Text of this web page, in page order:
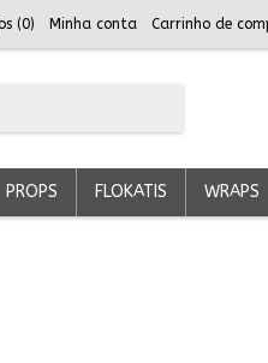
(0) Minha conta Carrinho de
PROPS FLOKATIS WRAPS